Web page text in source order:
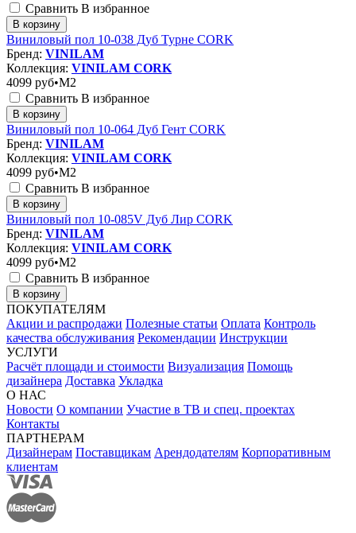
Сравнить В избранное
В корзину
Виниловый пол 10-038 Дуб Турне CORK
Бренд: VINILAM
Коллекция: VINILAM CORK
4099 руб•M2
Сравнить В избранное
В корзину
Виниловый пол 10-064 Дуб Гент CORK
Бренд: VINILAM
Коллекция: VINILAM CORK
4099 руб•M2
Сравнить В избранное
В корзину
Виниловый пол 10-085V Дуб Лир CORK
Бренд: VINILAM
Коллекция: VINILAM CORK
4099 руб•M2
Сравнить В избранное
В корзину
ПОКУПАТЕЛЯМ
Акции и распродажи Полезные статьи Оплата Контроль
качества обслуживания Рекомендации Инструкции
УСЛУГИ
Расчёт площади и стоимости Визуализация Помощь
дизайнера Доставка Укладка
О НАС
Новости О компании Участие в ТВ и спец. проектах
Контакты
ПАРТНЕРАМ
Дизайнерам Поставщикам Арендодателям Корпоративным
клиентам